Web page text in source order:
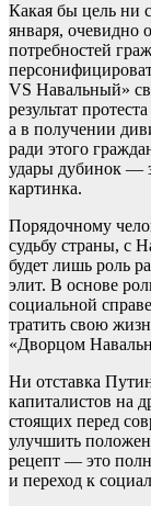
Какая бы цель ни
января, очевидно
потребностей
VS Навальный»
результат
а в получении
ради этого
удары дубинок —
картинка.
Порядочному
судьбу страны, с
будет лишь роль
элит. В основе
социальной
тратить свою
«Дворцом
Ни отставка
капиталистов на
стоящих перед
улучшить
рецепт — это
и переход к